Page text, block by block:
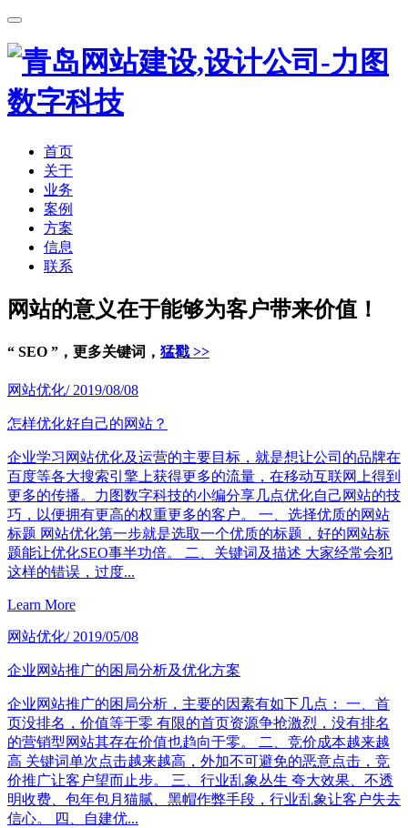
首页
关于
业务
案例
方案
信息
联系
网站的意义在于能够为客户带来价值！
“ SEO ”，更多关键词， 猛戳 >>
网站优化/ 2019/08/08
怎样优化好自己的网站？
企业学习网站优化及运营的主要目标，就是想让公司的品牌在
百度等各大搜索引擎上获得更多的流量，在移动互联网上得到
更多的传播。力图数字科技的小编分享几点优化自己网站的技
巧，以便拥有更高的权重更多的客户。 一、选择优质的网站
标题 网站优化第一步就是选取一个优质的标题，好的网站标
题能让优化SEO事半功倍。 二、关键词及描述 大家经常会犯
这样的错误，过度...
Learn More
网站优化/ 2019/05/08
企业网站推广的困局分析及优化方案
企业网站推广的困局分析，主要的因素有如下几点： 一、首
页没排名，价值等于零 有限的首页资源争抢激烈，没有排名
的营销型网站其存在价值也趋向于零。 二、竞价成本越来越
高 关键词单次点击越来越高，外加不可避免的恶意点击，竞
价推广让客户望而止步。 三、行业乱象丛生 夸大效果、不透
明收费、包年包月猫腻、黑帽作弊手段，行业乱象让客户失去
信心。 四、自建优...